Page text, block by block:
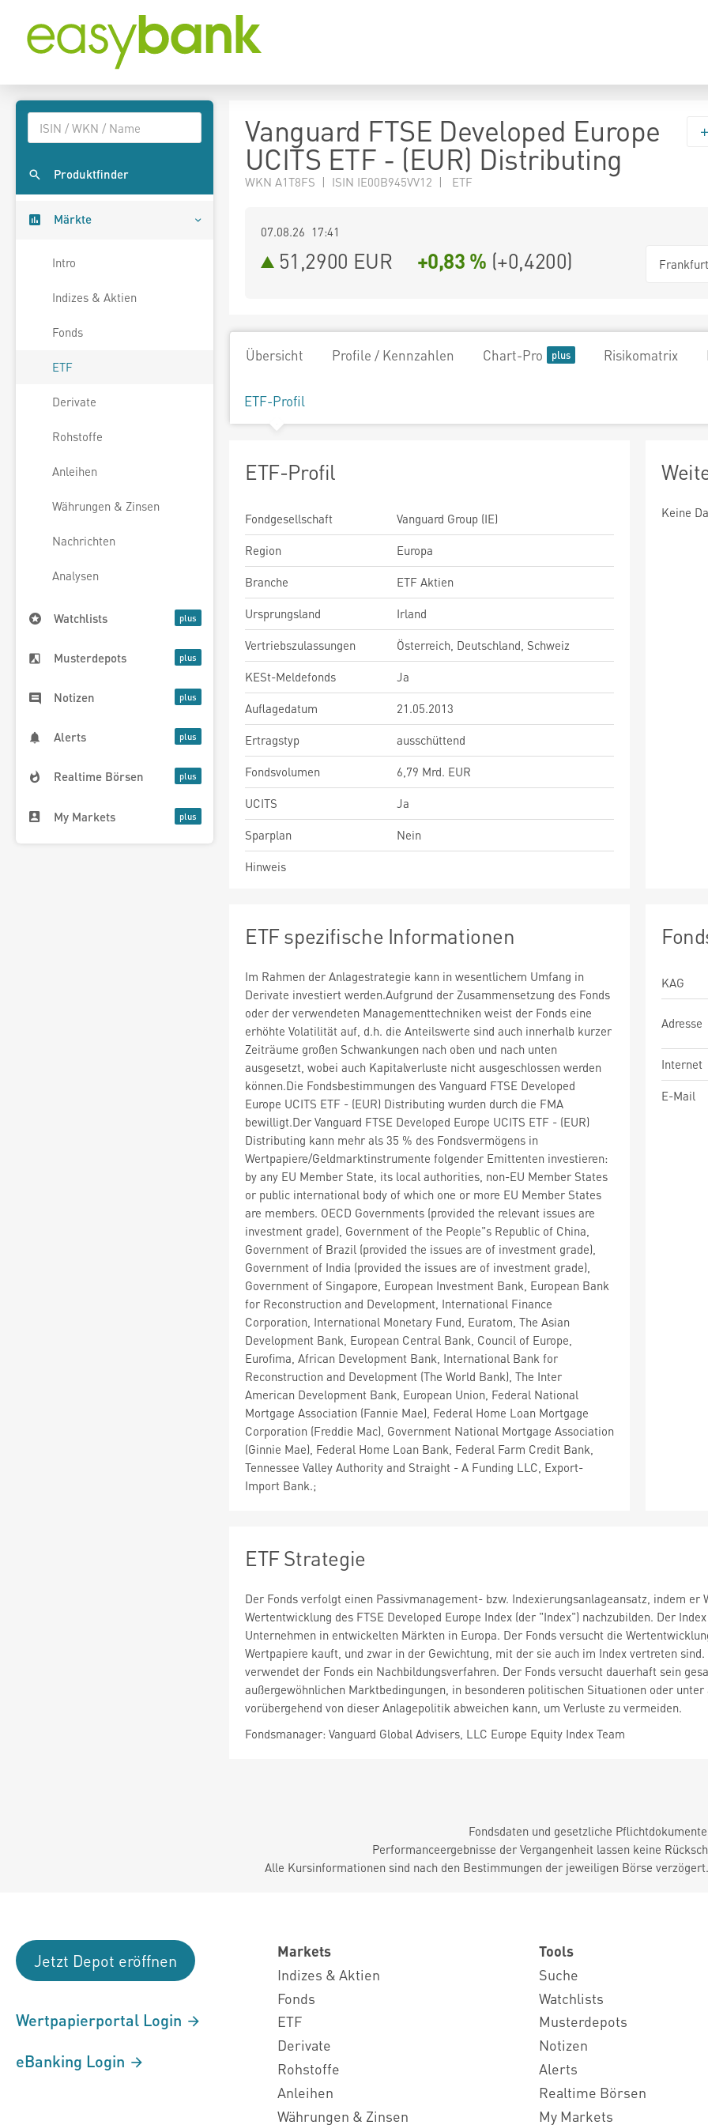
Produktfinder
Märkte
Intro
Indizes & Aktien
Fonds
ETF
Derivate
Rohstoffe
Anleihen
Währungen & Zinsen
Nachrichten
Analysen
Watchlists
Musterdepots
Notizen
Alerts
Realtime Börsen
My Markets
Vanguard FTSE Developed Europe
UCITS ETF - (EUR) Distributing
WKN A1T8FS | ISIN IE00B945VV12 | ETF
07.08.26 17:41
51,2900 EUR +0,83 % (+0,4200) Frankfurt
Übersicht Profile / Kennzahlen Chart-Pro Risikomatrix
ETF-Profil
ETF-Profil
Fondgesellschaft
Vanguard Group (IE)
Region
Europa
Branche
ETF Aktien
Ursprungsland
Irland
Vertriebszulassungen
Österreich, Deutschland, Schweiz
KESt-Meldefonds
Ja
Auflagedatum
21.05.2013
Ertragstyp
ausschüttend
Fondsvolumen
6,79 Mrd. EUR
UCITS
Ja
Sparplan
Nein
Hinweis
Keine
ETF spezifische Informationen
Im Rahmen der Anlagestrategie kann in wesentlichem Umfang in
Derivate investiert werden.Aufgrund der Zusammensetzung des Fonds
oder der verwendeten Managementtechniken weist der Fonds eine
erhöhte Volatilität auf, d.h. die Anteilswerte sind auch innerhalb kurzer
Zeiträume großen Schwankungen nach oben und nach unten
ausgesetzt, wobei auch Kapitalverluste nicht ausgeschlossen werden
können.Die Fondsbestimmungen des Vanguard FTSE Developed
Europe UCITS ETF - (EUR) Distributing wurden durch die FMA
bewilligt.Der Vanguard FTSE Developed Europe UCITS ETF - (EUR)
Distributing kann mehr als 35 % des Fondsvermögens in
Wertpapiere/Geldmarktinstrumente folgender Emittenten investieren:
by any EU Member State, its local authorities, non-EU Member States
or public international body of which one or more EU Member States
are members. OECD Governments (provided the relevant issues are
investment grade), Government of the People"s Republic of China,
Government of Brazil (provided the issues are of investment grade),
Government of India (provided the issues are of investment grade),
Government of Singapore, European Investment Bank, European Bank
for Reconstruction and Development, International Finance
Corporation, International Monetary Fund, Euratom, The Asian
Development Bank, European Central Bank, Council of Europe,
Eurofima, African Development Bank, International Bank for
Reconstruction and Development (The World Bank), The Inter
American Development Bank, European Union, Federal National
Mortgage Association (Fannie Mae), Federal Home Loan Mortgage
Corporation (Freddie Mac), Government National Mortgage Association
(Ginnie Mae), Federal Home Loan Bank, Federal Farm Credit Bank,
Tennessee Valley Authority and Straight - A Funding LLC, Export-
Import Bank.;
KAG
Adresse
Internet
E-Mail
ETF Strategie
Der Fonds verfolgt einen Passivmanagement- bzw. Indexierungsanlageansatz, indem
Wertentwicklung des FTSE Developed Europe Index (der "Index") nachzubilden. Der
Unternehmen in entwickelten Märkten in Europa. Der Fonds versucht die
Wertpapiere kauft, und zwar in der Gewichtung, mit der sie auch im Index vertreten
verwendet der Fonds ein Nachbildungsverfahren. Der Fonds versucht dauerhaft sein
außergewöhnlichen Marktbedingungen, in besonderen politischen Situationen oder
vorübergehend von dieser Anlagepolitik abweichen kann, um Verluste zu vermeiden.
Fondsmanager: Vanguard Global Advisers, LLC Europe Equity Index Team
Fondsdaten und gesetzliche
Performanceergebnisse der Vergangenheit lassen keine
Alle Kursinformationen sind nach den Bestimmungen der jeweiligen Börse
Jetzt Depot eröffnen
Wertpapierportal Login
eBanking Login
Markets
Indizes & Aktien
Fonds
ETF
Derivate
Rohstoffe
Anleihen
Währungen & Zinsen
Tools
Suche
Watchlists
Musterdepots
Notizen
Alerts
Realtime Börsen
My Markets